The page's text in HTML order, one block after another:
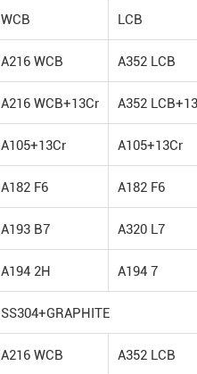
WCB LCB
A216 WCB A352 LCB
A216 WCB+13Cr A352
A105+13Cr A105+13Cr
A182 F6 A182 F6
A193 B7 A320 L7
A194 2H A194 7
SS304+GRAPHITE
A216 WCB A352 LCB